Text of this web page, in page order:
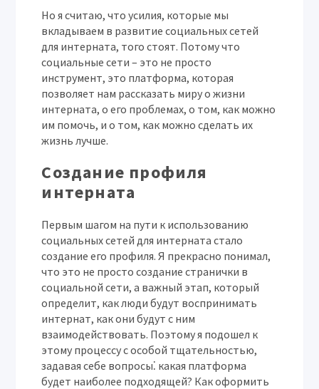
Но я считаю, что усилия, которые мы
вкладываем в развитие социальных сетей
для интерната, того стоят. Потому что
социальные сети – это не просто
инструмент, это платформа, которая
позволяет нам рассказать миру о жизни
интерната, о его проблемах, о том, как можно
им помочь, и о том, как можно сделать их
жизнь лучше.
Создание профиля
интерната
Первым шагом на пути к использованию
социальных сетей для интерната стало
создание его профиля. Я прекрасно понимал,
что это не просто создание странички в
социальной сети, а важный этап, который
определит, как люди будут воспринимать
интернат, как они будут с ним
взаимодействовать. Поэтому я подошел к
этому процессу с особой тщательностью,
задавая себе вопросы⁚ какая платформа
будет наиболее подходящей? Как оформить